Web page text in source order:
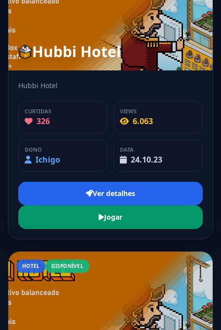
Hubbi Hotel
Hubbi Hotel
CURTIDAS
326
VIEWS
6.063
DONO
Ichigo
DATA
24.10.23
Ver detalhes
Jogar
HOTEL DISPONÍVEL